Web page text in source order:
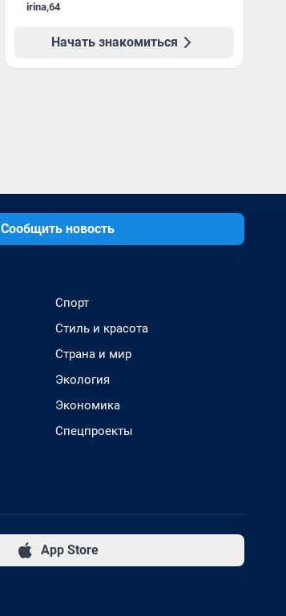
irina,64
Начать знакомиться
Сообщить новость
Спорт
Стиль и красота
Страна и мир
Экология
Экономика
Спецпроекты
App Store